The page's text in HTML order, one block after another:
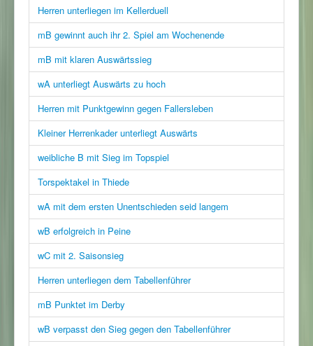
Herren unterliegen im Kellerduell
mB gewinnt auch ihr 2. Spiel am Wochenende
mB mit klaren Auswärtssieg
wA unterliegt Auswärts zu hoch
Herren mit Punktgewinn gegen Fallersleben
Kleiner Herrenkader unterliegt Auswärts
weibliche B mit Sieg im Topspiel
Torspektakel in Thiede
wA mit dem ersten Unentschieden seid langem
wB erfolgreich in Peine
wC mit 2. Saisonsieg
Herren unterliegen dem Tabellenführer
mB Punktet im Derby
wB verpasst den Sieg gegen den Tabellenführer